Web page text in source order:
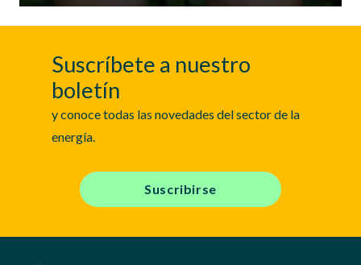
Suscríbete a nuestro
boletín
y conoce todas las novedades del sector de la
energía.
Suscribirse